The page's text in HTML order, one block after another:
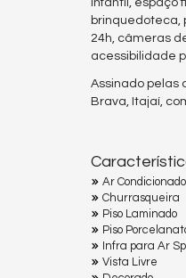
infantil, espaço
brinquedoteca,
24h, câmeras
acessibilidade
Assinado pelas
Brava, Itajaí,
Ar Condicionado
Churrasqueira
Piso Laminado
Piso
Infra para Ar
Vista Livre